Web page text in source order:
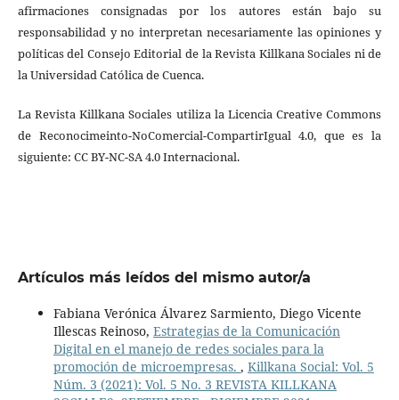
afirmaciones consignadas por los autores están bajo su
responsabilidad y no interpretan necesariamente las opiniones y
políticas del Consejo Editorial de la Revista Killkana Sociales ni de
la Universidad Católica de Cuenca.
La Revista Killkana Sociales utiliza la Licencia Creative Commons
de Reconocimeinto-NoComercial-CompartirIgual 4.0, que es la
siguiente: CC BY-NC-SA 4.0 Internacional.
Artículos más leídos del mismo autor/a
Fabiana Verónica Álvarez Sarmiento, Diego Vicente
Illescas Reinoso, Estrategias de la Comunicación
Digital en el manejo de redes sociales para la
promoción de microempresas. , Killkana Social: Vol. 5
Núm. 3 (2021): Vol. 5 No. 3 REVISTA KILLKANA